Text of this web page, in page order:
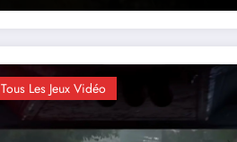
Tous Les Jeux Vidéo